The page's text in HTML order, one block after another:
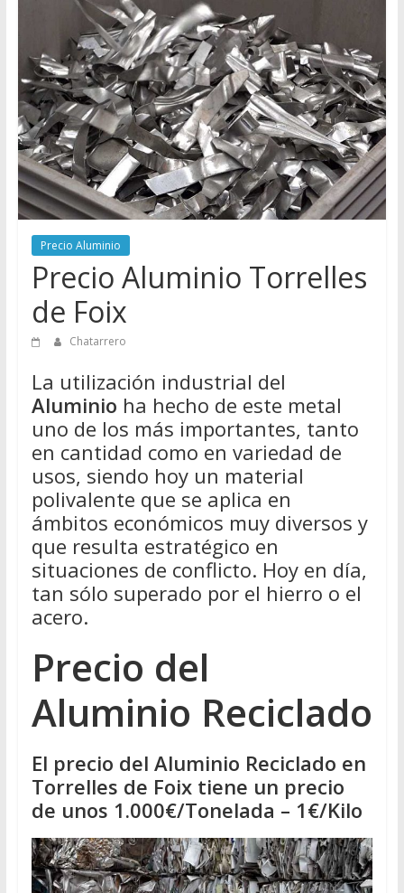
Precio
de
Chatarra
Directorio
de
Chatarreros
para
vender
Chatarra
Precio Aluminio
Precio Aluminio Torrelles
de Foix
Chatarrero
La utilización industrial del
Aluminio ha hecho de este metal
uno de los más importantes, tanto
en cantidad como en variedad de
usos, siendo hoy un material
polivalente que se aplica en
ámbitos económicos muy diversos y
que resulta estratégico en
situaciones de conflicto. Hoy en día,
tan sólo superado por el hierro o el
acero.
Precio del
Aluminio Reciclado
El precio del Aluminio Reciclado en
Torrelles de Foix tiene un precio
de unos 1.000€/Tonelada – 1€/Kilo